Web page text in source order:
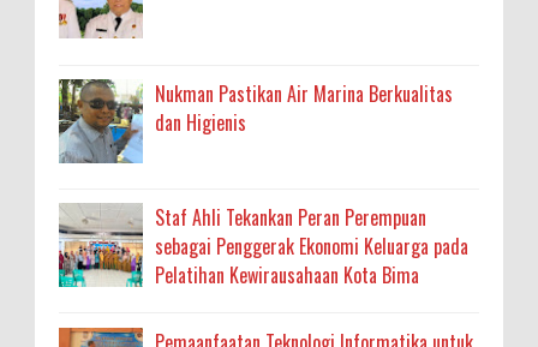
Nukman Pastikan Air Marina Berkualitas
dan Higienis
Staf Ahli Tekankan Peran Perempuan
sebagai Penggerak Ekonomi Keluarga pada
Pelatihan Kewirausahaan Kota Bima